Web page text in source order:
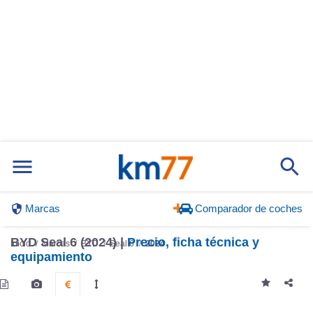
Marcas Comparador de coches
Inicio Marcas BYD Seal 6 2024
BYD Seal 6 (2024) |Precio, ficha técnica y
equipamiento